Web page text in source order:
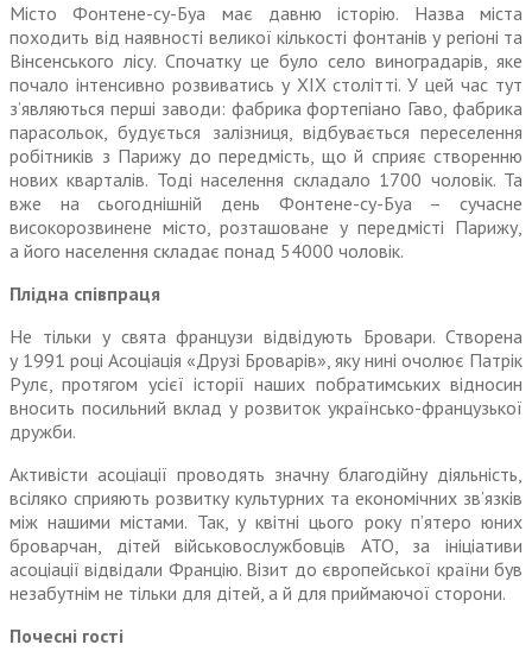
Місто Фонтене-су-Буа має давню історію. Назва міста
походить від наявності великої кількості фонтанів у регіоні та
Вінсенського лісу. Спочатку це було село виноградарів, яке
почало інтенсивно розвиватись у XIX столітті. У цей час тут
з’являються перші заводи: фабрика фортепіано Гаво, фабрика
парасольок, будується залізниця, відбувається переселення
робітників з Парижу до передмість, що й сприяє створенню
нових кварталів. Тоді населення складало 1700 чоловік. Та
вже на сьогоднішній день Фонтене-су-Буа – сучасне
високорозвинене місто, розташоване у передмісті Парижу,
а його населення складає понад 54000 чоловік.
Плідна співпраця
Не тільки у свята французи відвіду­ють Бровари. Створена
у 1991 році Асоціація «Друзі Броварів», яку нині очолює Патрік
Рулє, протягом усієї історії наших побратимських відносин
вносить посильний вклад у розвиток українсько-французької
дружби.
Активісти асоціації проводять знач­ну благодійну діяльність,
всіляко сприяють розвитку культурних та економічних зв’язків
між нашими містами. Так, у квітні цього року п’ятеро юних
броварчан, дітей військовослужбовців АТО, за ініціативи
асоціації відвідали Францію. Візит до європейської країни був
незабутнім не тільки для дітей, а й для приймаючої сторони.
Почесні гості